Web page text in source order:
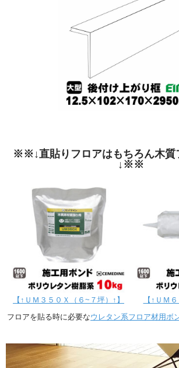
※※↓直貼りフロアはもちろん木質
↓※※
【↑ＵＭ３５０Ｘ（６~７坪）↑】
【↑ＵＭ
フロアを貼る時に必要なウレタン系フロア材用ボ